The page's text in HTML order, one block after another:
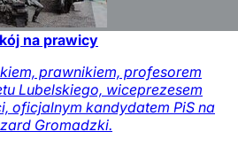
na prawicy
prawnikiem, profesorem
Lubelskiego, wiceprezesem
oficjalnym kandydatem PiS na
Gromadzki.